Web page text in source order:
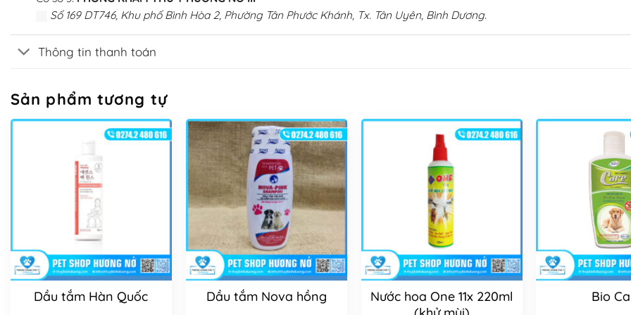
Số 169 DT746, Khu phố Bình Hòa 2, Phường Tân Phước Khánh, Tx. Tân Uyên, Bình Dương.
Thông tin thanh toán
Sản phẩm tương tự
Dầu tắm Hàn Quốc Dầu tắm Nova hồng
Nước hoa One 11x 220ml
Bio